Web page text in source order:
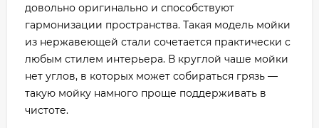
довольно оригинально и способствуют
гармонизации пространства. Такая модель мойки
из нержавеющей стали сочетается практически с
любым стилем интерьера. В круглой чаше мойки
нет углов, в которых может собираться грязь —
такую мойку намного проще поддерживать в
чистоте.